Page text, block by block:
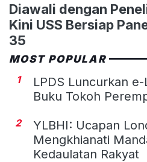
Diawali dengan
Kini USS Bersiap
35
MOST POPULAR
1
LPDS Luncurkan
Buku Tokoh
2
YLBHI: Ucapan
Mengkhianati
Kedaulatan Rakyat